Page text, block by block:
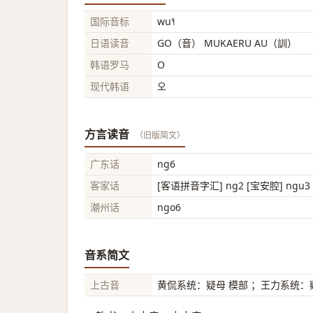
国际音标
wu˥˧
日语读音
GO（音） MUKAERU AU（訓）
韩语罗马
O
现代韩语
오
方言读音 （旧版简文）
广东话
ng6
客家话
[客语拼音字汇] ng2 [宝安腔] ngu3
潮州话
ngo6
音系简文
上古音 黄侃系统：疑母 模部 ；王力系统：